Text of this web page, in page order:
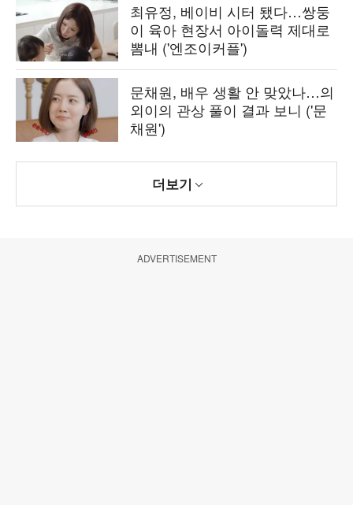
최유정, 베이비 시터 됐다…쌍둥
이 육아 현장서 아이돌력 제대로
뽐내 ('엔조이커플')
문채원, 배우 생활 안 맞았나…의
외이의 관상 풀이 결과 보니 ('문
채원')
더보기
ADVERTISEMENT